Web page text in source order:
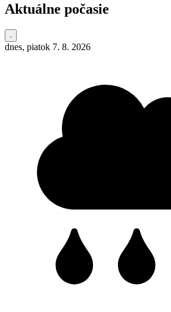
Aktuálne počasie
dnes, piatok 7. 8. 2026